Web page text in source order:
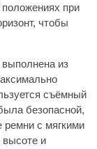
положениях при
чтобы
выполнена из
съёмный
безопасной,
ремни с мягкими
высоте и